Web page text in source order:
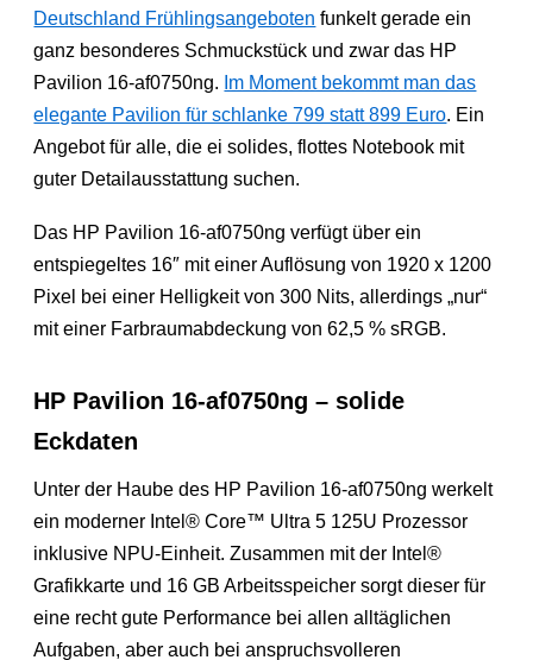
Deutschland Frühlingsangeboten funkelt gerade ein
ganz besonderes Schmuckstück und zwar das HP
Pavilion 16-af0750ng. Im Moment bekommt man das
elegante Pavilion für schlanke 799 statt 899 Euro. Ein
Angebot für alle, die ei solides, flottes Notebook mit
guter Detailausstattung suchen.
Das HP Pavilion 16-af0750ng verfügt über ein
entspiegeltes 16″ mit einer Auflösung von 1920 x 1200
Pixel bei einer Helligkeit von 300 Nits, allerdings „nur“
mit einer Farbraumabdeckung von 62,5 % sRGB.
HP Pavilion 16-af0750ng – solide
Eckdaten
Unter der Haube des HP Pavilion 16-af0750ng werkelt
ein moderner Intel® Core™ Ultra 5 125U Prozessor
inklusive NPU-Einheit. Zusammen mit der Intel®
Grafikkarte und 16 GB Arbeitsspeicher sorgt dieser für
eine recht gute Performance bei allen alltäglichen
Aufgaben, aber auch bei anspruchsvolleren